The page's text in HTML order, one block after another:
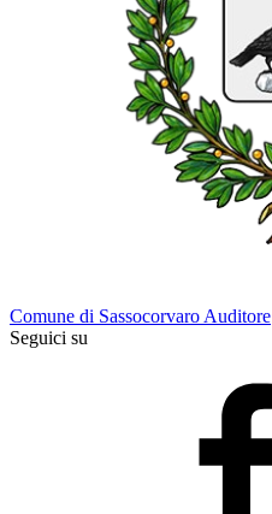
Comune di Sassocorvaro Auditore
Seguici su